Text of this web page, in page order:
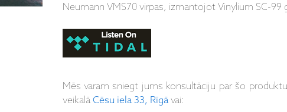
Neumann VMS70 virpas, izmantojot Vinylium SC-99
Mēs varam sniegt jums konsultāciju par šo
veikalāCēsu iela 33, Rīgāvai: